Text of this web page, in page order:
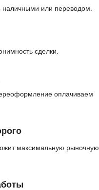
или переводом.
сделки.
оплачиваем
максимальную рыночную